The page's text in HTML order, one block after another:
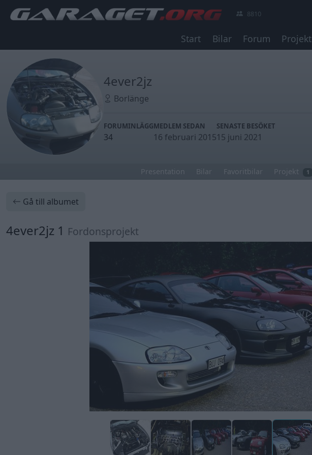
8810
Start Bilar Forum Projekt
4ever2jz
Borlänge
FORUMINLÄGG
34
MEDLEM SEDAN
16 februari 2015
SENASTE BESÖKET
15 juni 2021
Presentation Bilar Favoritbilar Projekt 1
Gå till albumet
4ever2jz 1 Fordonsprojekt